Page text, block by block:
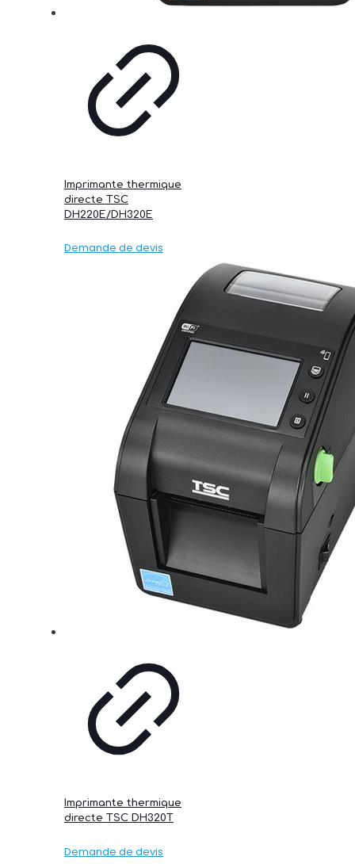
Imprimante thermique
directe TSC
DH220E/DH320E
Demande de devis
Imprimante thermique
directe TSC DH320T
Demande de devis